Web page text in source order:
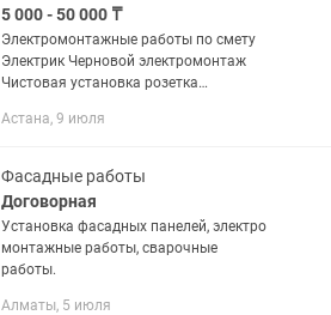
5 000 - 50 000 ₸
Электромонтажные работы по смету
Электрик Черновой электромонтаж
Чистовая установка розетка
плита При себе имеем стремянки леса
по...
Астана, 9 июля
Фасадные работы
Договорная
Установка фасадных панелей, электро
монтажные работы, сварочные
работы.
Алматы, 5 июля